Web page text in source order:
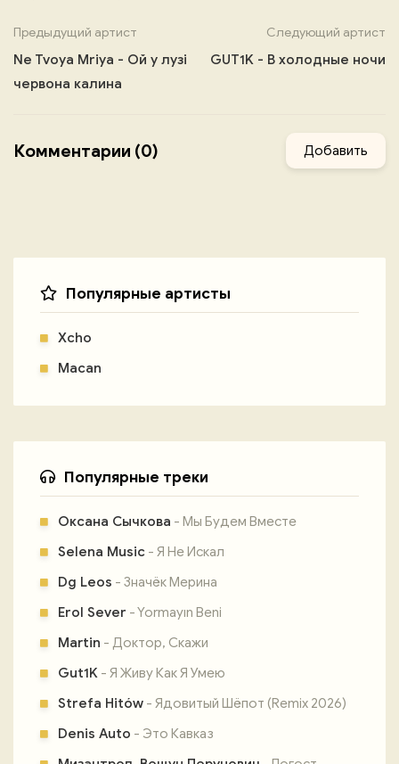
Предыдущий артист
Ne Tvoya Mriya - Ой у лузі
червона калина
Следующий артист
GUT1K - В холодные ночи
Комментарии (0) Добавить
Популярные артисты
Xcho
Macan
Популярные треки
Оксана Сычкова - Мы Будем Вместе
Selena Music - Я Не Искал
Dg Leos - Значёк Мерина
Erol Sever - Yormayın Beni
Martin - Доктор, Скажи
Gut1K - Я Живу Как Я Умею
Strefa Hitów - Ядовитый Шёпот (Remix 2026)
Denis Auto - Это Кавказ